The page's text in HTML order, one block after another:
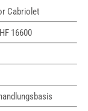
Cabriolet
16600